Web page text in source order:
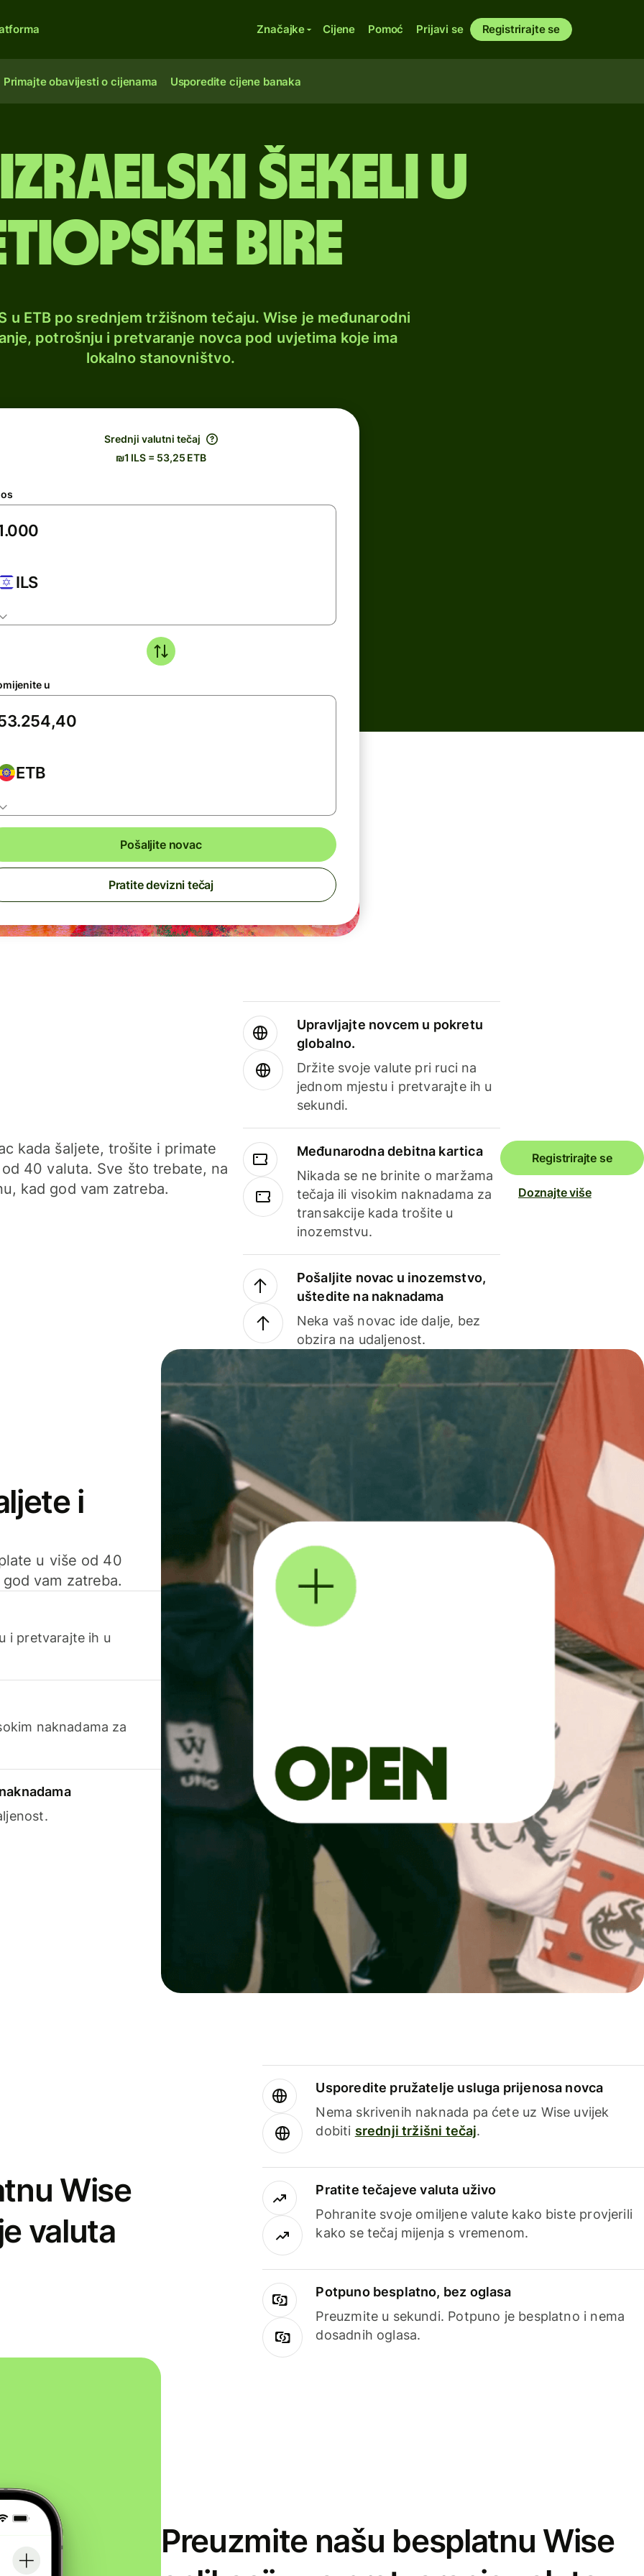
Značajke Cijene Pomoć Prijavi se Registrirajte se
Primajte obavijesti o cijenama Usporedite cijene banaka
šekeli u
bire
u ETB po srednjem tržišnom tečaju. Wise je međunarodni
potrošnju i pretvaranje novca pod uvjetima koje ima
lokalno stanovništvo.
Srednji valutni tečaj
₪1 ILS = 53,25 ETB
ILS
u
ETB
Pošaljite novac
Pratite devizni tečaj
kada šaljete, trošite i primate
40 valuta. Sve što trebate, na
kad god vam zatreba.
Upravljajte novcem u pokretu
globalno.
Držite svoje valute pri ruci na
jednom mjestu i pretvarajte ih u
sekundi.
Međunarodna debitna kartica
Nikada se ne brinite o maržama
tečaja ili visokim naknadama za
transakcije kada trošite u
inozemstvu.
Pošaljite novac u inozemstvo,
uštedite na naknadama
Neka vaš novac ide dalje, bez
obzira na udaljenost.
Registrirajte se
Doznajte više
i
u više od 40
vam zatreba.
i pretvarajte ih u
naknadama za
Wise
valuta
Usporedite pružatelje usluga prijenosa novca
Nema skrivenih naknada pa ćete uz Wise uvijek
dobiti srednji tržišni tečaj.
Pratite tečajeve valuta uživo
Pohranite svoje omiljene valute kako biste provjerili
kako se tečaj mijenja s vremenom.
Potpuno besplatno, bez oglasa
Preuzmite u sekundi. Potpuno je besplatno i nema
dosadnih oglasa.
Preuzmite našu besplatnu Wise